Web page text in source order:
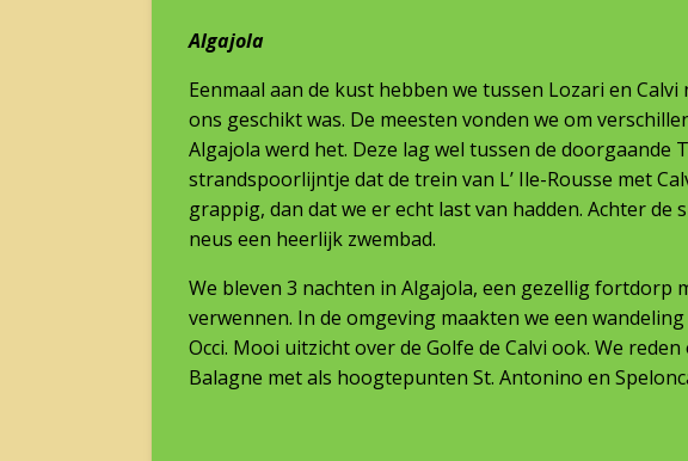
Algajola
Eenmaal aan de kust hebben we tussen Lozari en
ons geschikt was. De meesten vonden we om
Algajola werd het. Deze lag wel tussen de doorgaande
strandspoorlijntje dat de trein van L’ Ile-Rousse met
grappig, dan dat we er echt last van hadden. Achter
neus een heerlijk zwembad.
We bleven 3 nachten in Algajola, een gezellig fortdorp
verwennen. In de omgeving maakten we een
Occi. Mooi uitzicht over de Golfe de Calvi ook. We
Balagne met als hoogtepunten St. Antonino en